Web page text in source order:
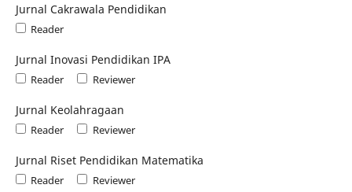
Jurnal Cakrawala Pendidikan
Reader
Jurnal Inovasi Pendidikan IPA
Reader Reviewer
Jurnal Keolahragaan
Reader Reviewer
Jurnal Riset Pendidikan Matematika
Reader Reviewer